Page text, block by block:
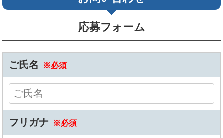
応募フォーム
ご氏名 ※必須
フリガナ ※必須